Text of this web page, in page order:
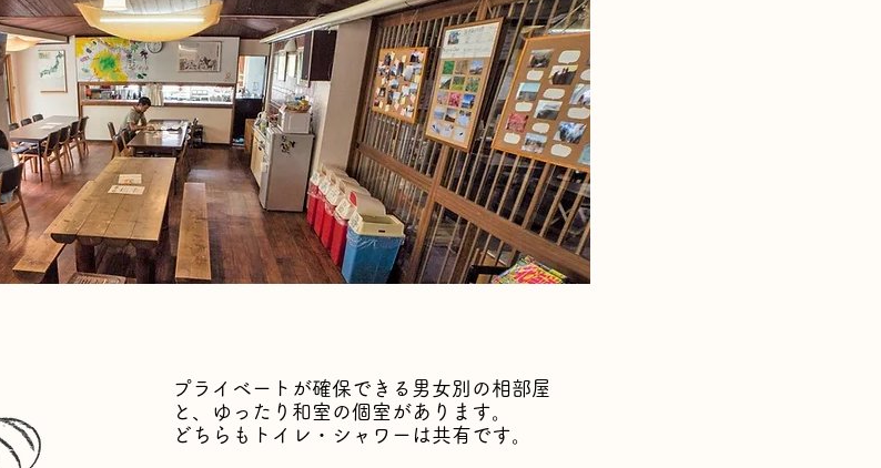
プライベートが確保できる男女別の相部屋
と、
ゆったり和室の個室があります。
どちらもトイレ・シャワーは共有です。